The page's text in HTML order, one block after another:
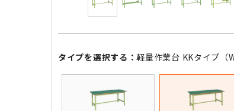
タイプを選択する：軽量作業台 KKタイプ